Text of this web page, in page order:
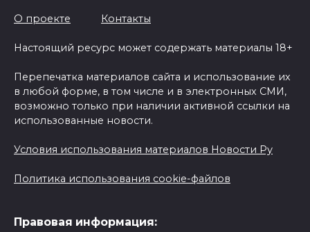
О проекте Контакты
Настоящий ресурс может содержать материалы 18+
Перепечатка материалов сайта и использование их
в любой форме, в том числе и в электронных СМИ,
возможно только при наличии активной ссылки на
использованные новости.
Условия использования материалов Новости Ру
Политика использования cookie-файлов
Правовая информация: